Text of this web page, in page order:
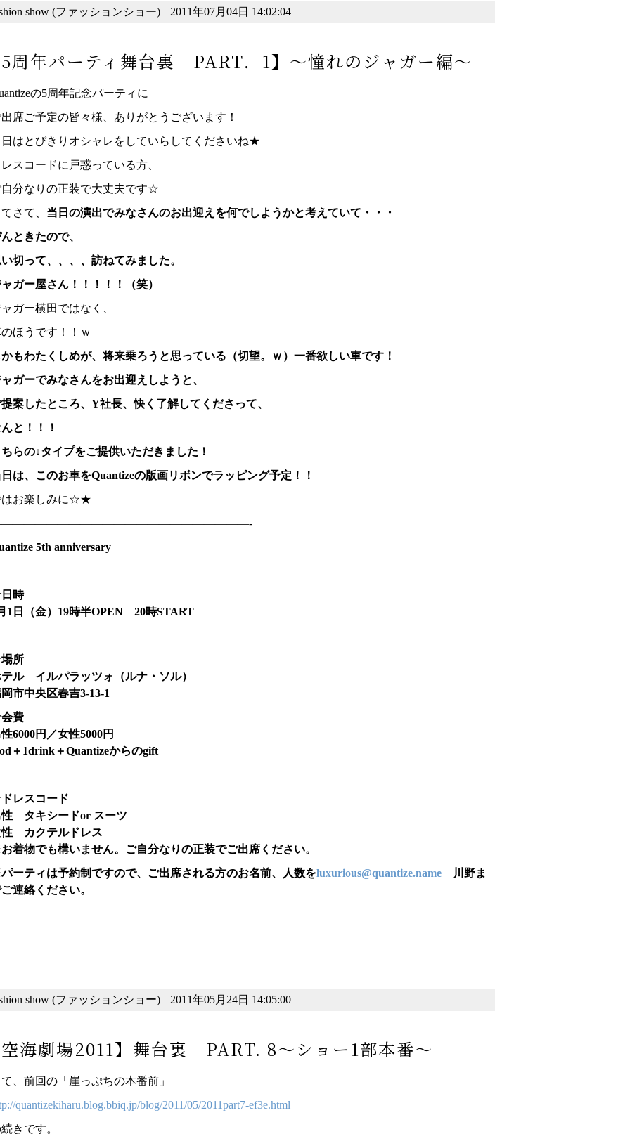
show (ファッションショー) | 2011年07月04日 14:02:04
周年パーティ舞台裏 PART．1】～憧れのジャガー編～
の5周年記念パーティに
席ご予定の皆々様、ありがとうございます！
はとびきりオシャレをしていらしてくださいね★
スコードに戸惑っている方、
分なりの正装で大丈夫です☆
さて、 当日の演出でみなさんのお出迎えを何でしようかと考えていて・・・
ときたので、
切って、、、、訪ねてみました。
ガー屋さん！！！！！（笑）
ガー横田ではなく、
ほうです！！ｗ
もわたくしめが、将来乗ろうと思っている（切望。ｗ）一番欲しい車です！
ガーでみなさんをお出迎えしようと、
案したところ、Y社長、快く了解してくださって、
と！！！
らの↓タイプをご提供いただきました！
は、このお車をQuantizeの版画リボンでラッピング予定！！
はお楽しみに☆★
5th anniversary
時
1日（金）19時半OPEN 20時START
所
ル イルパラッツォ（ルナ・ソル）
市中央区春吉3-13-1
費
6000円／女性5000円
＋1drink＋Quantizeからのgift
レスコード
タキシードor スーツ
カクテルドレス
着物でも構いません。ご自分なりの正装でご出席ください。
ーティは予約制ですので、ご出席される方のお名前、人数をluxurious@quantize.name川野ま
連絡ください。
show (ファッションショー) | 2011年05月24日 14:05:00
海劇場2011】舞台裏 PART. 8～ショー1部本番～
、前回の「崖っぷちの本番前」
quantizekiharu.blog.bbiq.jp/blog/2011/05/2011part7-ef3e.html
きです。